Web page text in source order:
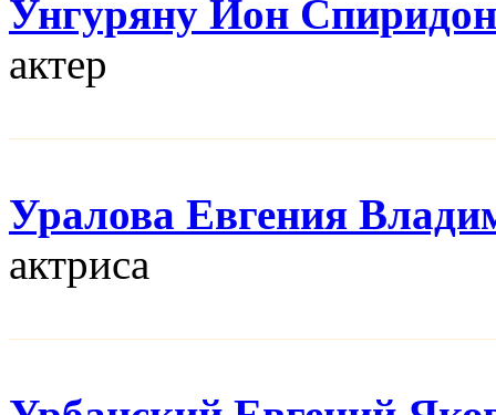
Унгуряну Ион
актер
Уралова Евгения
актриса